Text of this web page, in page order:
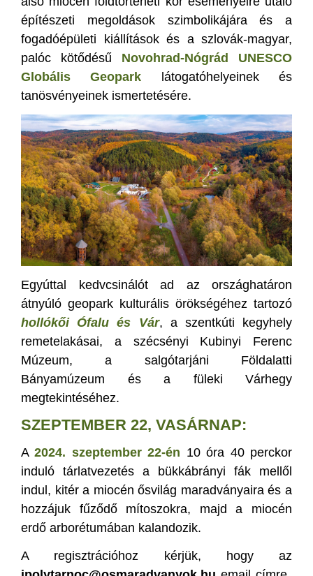
építészeti megoldások szimbolikájára és a
fogadóépületi kiállítások és a szlovák-magyar,
palóc kötődésű Novohrad-Nógrád UNESCO
Globális Geopark látogatóhelyeinek és
tanösvényeinek ismertetésére.
Egyúttal kedvcsinálót ad az országhatáron
átnyúló geopark kulturális örökségéhez tartozó
hollókői Ófalu és Vár, a szentkúti kegyhely
remetelakásai, a szécsényi Kubinyi Ferenc
Múzeum, a salgótarjáni Földalatti
Bányamúzeum és a füleki Várhegy
megtekintéséhez.
SZEPTEMBER 22, VASÁRNAP:
A2024. szeptember 22-én 10 óra 40 perckor
induló tárlatvezetés a bükkábrányi fák mellől
indul, kitér a miocén ősvilág maradványaira és a
hozzájuk fűződő mítoszokra, majd a miocén
erdő arborétumában kalandozik.
A regisztrációhoz kérjük, hogy az